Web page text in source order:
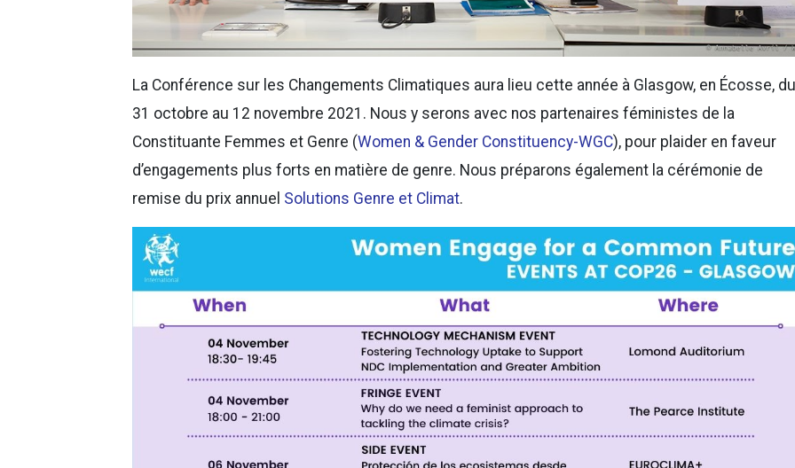
La Conférence sur les Changements Climatiques aura lieu cette année à Glasgow, en Écosse, du
31 octobre au 12 novembre 2021. Nous y serons avec nos partenaires féministes de la
Constituante Femmes et Genre (Women & Gender Constituency-WGC), pour plaider en faveur
d’engagements plus forts en matière de genre. Nous préparons également la cérémonie de
remise du prix annuel Solutions Genre et Climat.